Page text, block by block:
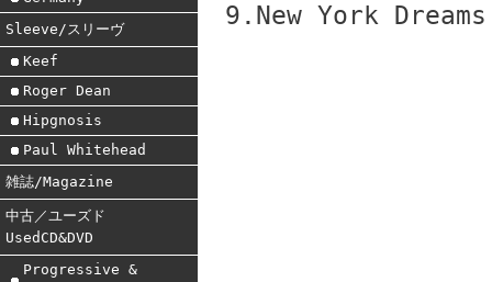
Sleeve/スリーヴ
Keef
Roger Dean
Hipgnosis
Paul Whitehead
雑誌/Magazine
中古／ユーズド
UsedCD&DVD
Progressive &
9.New York